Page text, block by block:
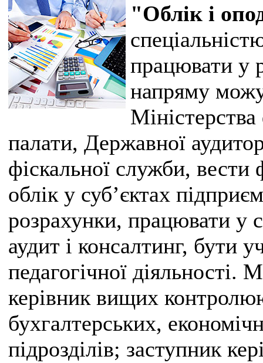
"Облік і
працювати у
напряму
палати, Державної
фіскальної служби, вести
облік у суб’єктах
розрахунки, працювати у
аудит і консалтинг, бути
педагогічної
керівник вищих
бухгалтерських,
підрозділів; заступник